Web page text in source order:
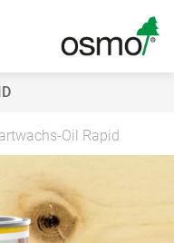
Oil Rapid